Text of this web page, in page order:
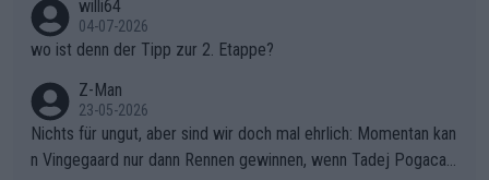
gibt. Diese Etappe wird sicher als der psychologische Wendep
unkt dieser Tour in die Geschichte eingehen. Wenn man bei so
einem harten Aufstieg einmal den Moment verpasst und der K
onkurrentin die "zweite Luft" schenkt, ist der Schaden am Ber
g kaum noch zu reparieren.Vor uns liegt nun das große Finale R
ichtung Nizza. Niewiadoma hat psychologisch Oberwasser, ab
er SD Worx und Vollering müssen jetzt All-In gehen. (gregman
willi64
04-07-2026
wo ist denn der Tipp zur 2. Etappe?
Z-Man
23-05-2026
Nichts für ungut, aber sind wir doch mal ehrlich: Momentan kan
n Vingegaard nur dann Rennen gewinnen, wenn Tadej Pogacar